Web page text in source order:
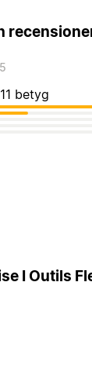
5
betyg
I Outils